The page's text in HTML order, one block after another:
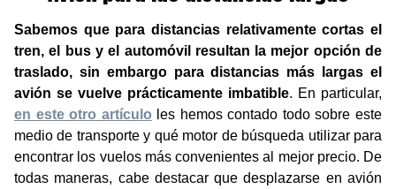
Sabemos que para distancias relativamente cortas el
tren, el bus y el automóvil resultan la mejor opción de
traslado, sin embargo para distancias más largas el
avión se vuelve prácticamente imbatible. En particular,
en este otro artículo les hemos contado todo sobre este
medio de transporte y qué motor de búsqueda utilizar para
encontrar los vuelos más convenientes al mejor precio. De
todas maneras, cabe destacar que desplazarse en avión